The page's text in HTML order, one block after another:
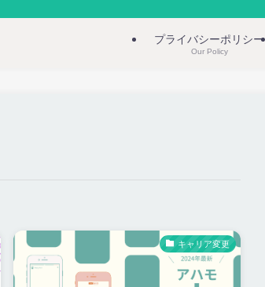
プライバシーポリシー
Our Policy
キャリア変更